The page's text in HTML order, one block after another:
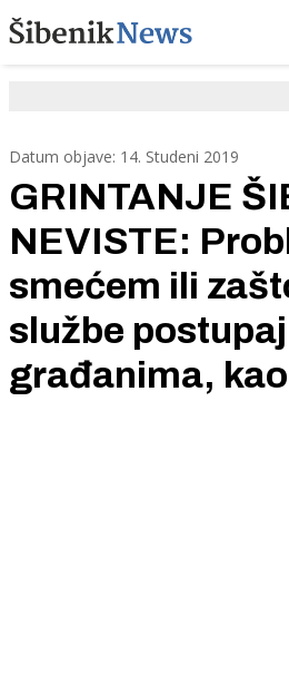
Datum objave: 14. Studeni 2019
GRINTANJE
NEVISTE:
smećem ili
službe
građanima,